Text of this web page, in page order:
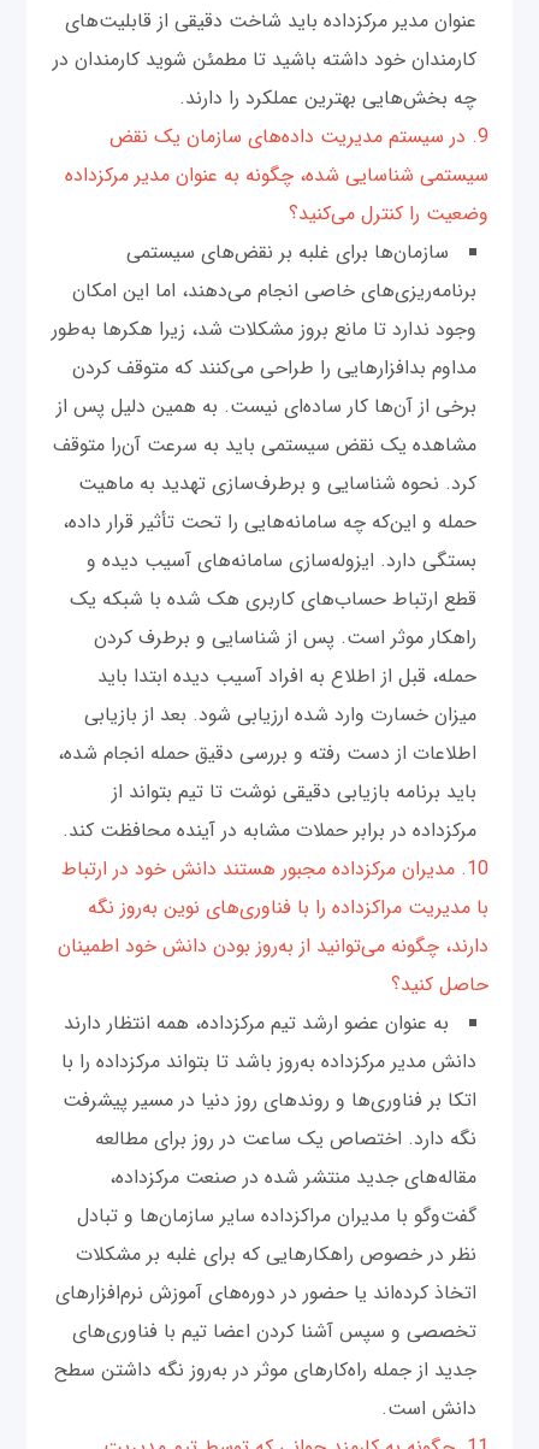
عنوان مدیر مرکز‌داده باید شاخت دقیقی از قابلیت‌های
کارمندان خود داشته باشید تا مطمئن شوید کارمندان در
چه بخش‌هایی بهترین عملکرد را دارند.
9. در سیستم مدیریت داده‌های سازمان یک نقض
سیستمی شناسایی شده، چگونه به عنوان مدیر مرکز‌داده
وضعیت را کنترل می‌کنید؟
سازمان‌ها برای غلبه بر نقض‌های سیستمی
برنامه‌ریزی‌های خاصی انجام می‌دهند، اما این امکان
وجود ندارد تا مانع بروز مشکلات شد، زیرا هکرها به‌طور
مداوم بدافزارهایی را طراحی می‌کنند که متوقف کردن
برخی از آن‌ها کار ساده‌ای نیست. به همین دلیل پس از
مشاهده یک نقض سیستمی باید به سرعت آن‌را متوقف
کرد. نحوه شناسایی و برطرف‌سازی تهدید به ماهیت
حمله و این‌که چه سامانه‌هایی را تحت تأثیر قرار داده،
بستگی دارد. ایزوله‌سازی سامانه‌های آسیب دیده و
قطع ارتباط حساب‌های کاربری هک شده با شبکه یک
راهکار موثر است. پس از شناسایی و برطرف کردن
حمله، قبل از اطلاع به افراد آسیب دیده ابتدا باید
میزان خسارت وارد شده ارزیابی شود. بعد از بازیابی
اطلاعات از دست رفته و بررسی دقیق حمله انجام شده،
باید برنامه بازیابی دقیقی نوشت تا تیم بتواند از
مرکز‌داده در برابر حملات مشابه در آینده محافظت کند.
10. مدیران مرکز‌داده مجبور هستند دانش خود در ارتباط
با مدیریت مراکز‌داده را با فناوری‌های نوین به‌روز نگه
دارند، چگونه می‌توانید از به‌روز بودن دانش خود اطمینان
حاصل کنید؟
به عنوان عضو ارشد تیم مرکز‌داده، همه انتظار دارند
دانش مدیر مرکز‌داده به‌روز باشد تا بتواند مرکز‌داده را با
اتکا بر فناوری‌ها و روندهای روز دنیا در مسیر پیشرفت
نگه دارد. اختصاص یک ساعت در روز برای مطالعه
مقاله‌های جدید منتشر شده در صنعت مرکز‌داده،
گفت‌وگو با مدیران مراکز‌داده سایر سازمان‌ها و تبادل
نظر در خصوص راهکارهایی که برای غلبه بر مشکلات
اتخاذ کرده‌اند یا حضور در دوره‌های آموزش نرم‌افزارهای
تخصصی و سپس آشنا کردن اعضا تیم با فناوری‌های
جدید از جمله راه‌کارهای موثر در به‌روز نگه داشتن سطح
دانش است.